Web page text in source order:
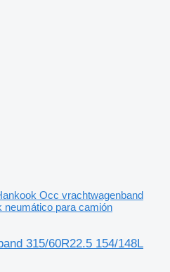
Occ vrachtwagenband
neumático para camión
315/60R22.5 154/148L